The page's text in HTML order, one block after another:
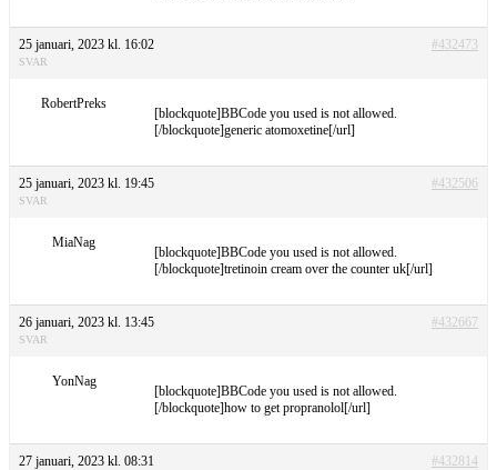
25 januari, 2023 kl. 16:02 #432473
SVAR
RobertPreks
[blockquote]BBCode you used is not allowed.
[/blockquote]generic atomoxetine[/url]
25 januari, 2023 kl. 19:45 #432506
SVAR
MiaNag
[blockquote]BBCode you used is not allowed.
[/blockquote]tretinoin cream over the counter uk[/url]
26 januari, 2023 kl. 13:45 #432667
SVAR
YonNag
[blockquote]BBCode you used is not allowed.
[/blockquote]how to get propranolol[/url]
27 januari, 2023 kl. 08:31 #432814